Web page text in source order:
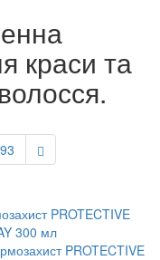
краси та
PROTECTIVE
300 мл